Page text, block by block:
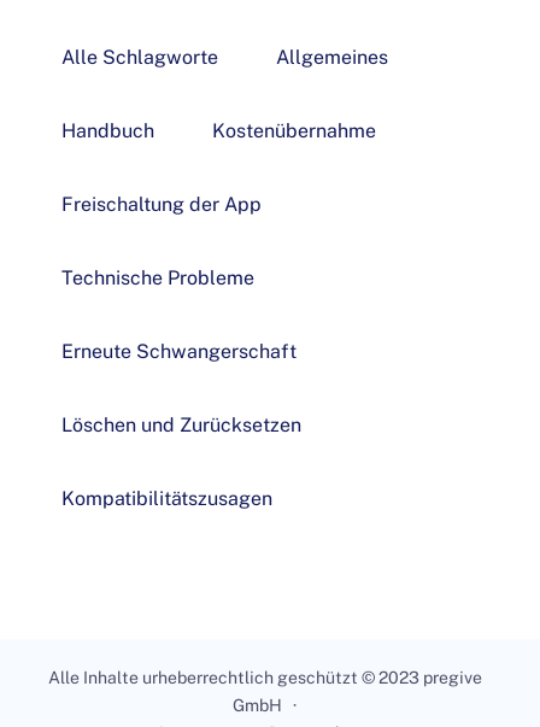
Alle Schlagworte Allgemeines
Handbuch Kostenübernahme
Freischaltung der App
Technische Probleme
Erneute Schwangerschaft
Löschen und Zurücksetzen
Kompatibilitätszusagen
Alle Inhalte urheberrechtlich geschützt © 2023 pregive
GmbH